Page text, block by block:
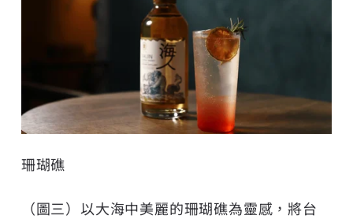
珊瑚礁
（圖三）以大海中美麗的珊瑚礁為靈感，將台